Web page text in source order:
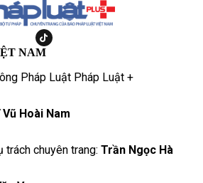
NAM
Pháp Luật Pháp Luật +
Hoài Nam
trách chuyên trang: Trần Ngọc Hà